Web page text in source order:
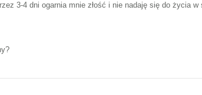
3-4 dni ogarnia mnie złość i nie nadaję się do życia